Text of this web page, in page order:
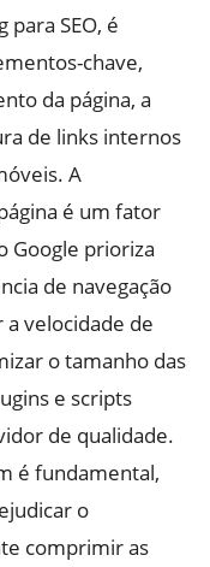
SEO, é
chave,
da página, a
de links internos
A
é um fator
Google prioriza
de navegação
velocidade de
o tamanho das
e scripts
de qualidade.
é fundamental,
o
comprimir as